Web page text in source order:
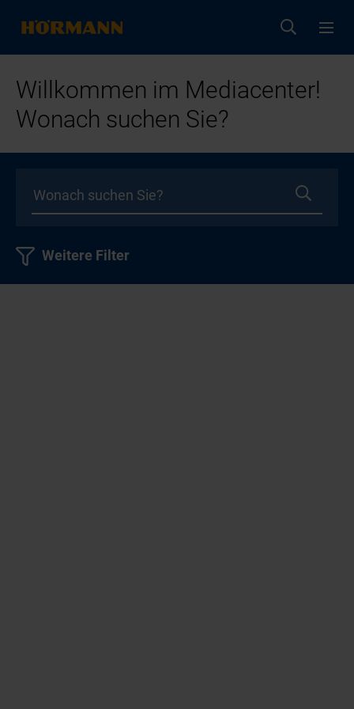
Willkommen im Mediacenter!
Wonach suchen Sie?
Weitere Filter